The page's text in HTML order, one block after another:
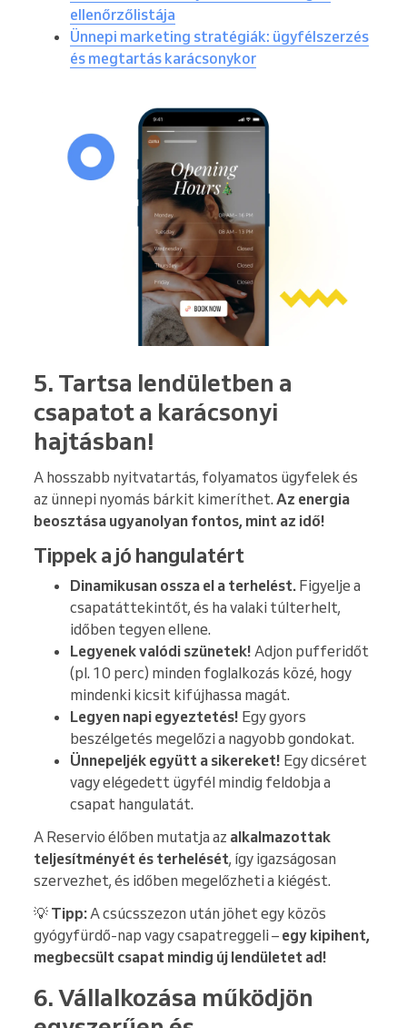
ellenőrzőlistája
Ünnepi marketing stratégiák: ügyfélszerzés
és megtartás karácsonykor
5. Tartsa lendületben a
csapatot a karácsonyi
hajtásban!
A hosszabb nyitvatartás, folyamatos ügyfelek és
az ünnepi nyomás bárkit kimeríthet. Az energia
beosztása ugyanolyan fontos, mint az idő!
Tippek a jó hangulatért
Dinamikusan ossza el a terhelést. Figyelje a
csapatáttekintőt, és ha valaki túlterhelt,
időben tegyen ellene.
Legyenek valódi szünetek! Adjon pufferidőt
(pl. 10 perc) minden foglalkozás közé, hogy
mindenki kicsit kifújhassa magát.
Legyen napi egyeztetés! Egy gyors
beszélgetés megelőzi a nagyobb gondokat.
Ünnepeljék együtt a sikereket! Egy dicséret
vagy elégedett ügyfél mindig feldobja a
csapat hangulatát.
A Reservio élőben mutatja az alkalmazottak
teljesítményét és terhelését, így igazságosan
szervezhet, és időben megelőzheti a kiégést.
💡 Tipp:A csúcsszezon után jöhet egy közös
gyógyfürdő-nap vagy csapatreggeli – egy kipihent,
megbecsült csapat mindig új lendületet ad!
6. Vállalkozása működjön